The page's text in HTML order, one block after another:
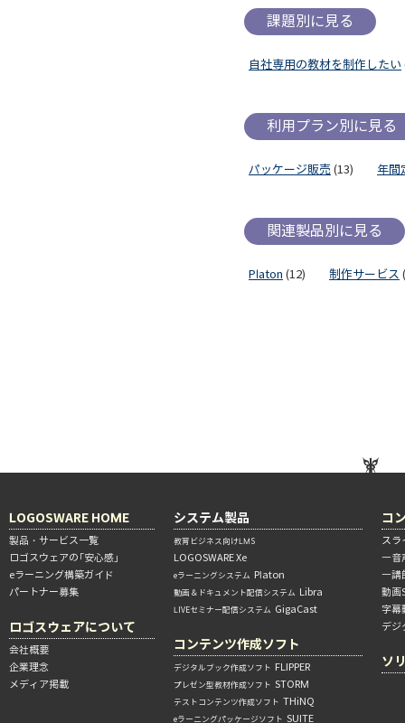
課題別に見る
自社専用の教材を制作したい
利用プラン別に見る
パッケージ販売 (13) 年間
関連製品別に見る
Platon (12) 制作サービス
LOGOSWARE HOME
製品・サービス一覧
ロゴスウェアの「安心感」
eラーニング構築ガイド
パートナー募集
ロゴスウェアについて
会社概要
企業理念
メディア掲載
システム製品
教育ビジネス向けLMS
LOGOSWARE Xe
eラーニングシステム Platon
動画＆ドキュメント配信システム Libra
LIVEセミナー配信システム GigaCast
コンテンツ作成ソフト
デジタルブック作成ソフト FLIPPER
プレゼン型教材作成ソフト STORM
テストコンテンツ作成ソフト THiNQ
eラーニングパッケージソフト SUITE
コ
スラ
―音
―講
動画
字幕
デジ
ソ